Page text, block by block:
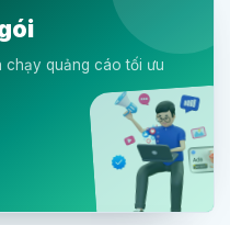
quảng cáo tối ưu